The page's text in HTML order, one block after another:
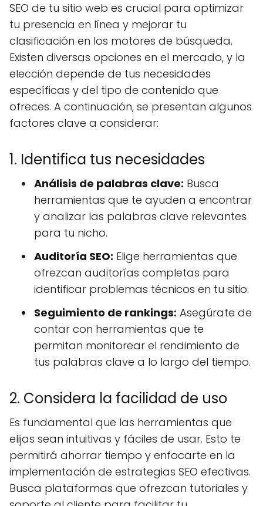
SEO de tu sitio web es crucial para optimizar
tu presencia en línea y mejorar tu
clasificación en los motores de búsqueda.
Existen diversas opciones en el mercado, y la
elección depende de tus necesidades
específicas y del tipo de contenido que
ofreces. A continuación, se presentan algunos
factores clave a considerar:
1. Identifica tus necesidades
Análisis de palabras clave: Busca
herramientas que te ayuden a encontrar
y analizar las palabras clave relevantes
para tu nicho.
Auditoría SEO: Elige herramientas que
ofrezcan auditorías completas para
identificar problemas técnicos en tu sitio.
Seguimiento de rankings: Asegúrate de
contar con herramientas que te
permitan monitorear el rendimiento de
tus palabras clave a lo largo del tiempo.
2. Considera la facilidad de uso
Es fundamental que las herramientas que
elijas sean intuitivas y fáciles de usar. Esto te
permitirá ahorrar tiempo y enfocarte en la
implementación de estrategias SEO efectivas.
Busca plataformas que ofrezcan tutoriales y